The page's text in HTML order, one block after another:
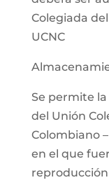
Colegiada
UCNC
Se permite
del Unión
Colombiano
en el que